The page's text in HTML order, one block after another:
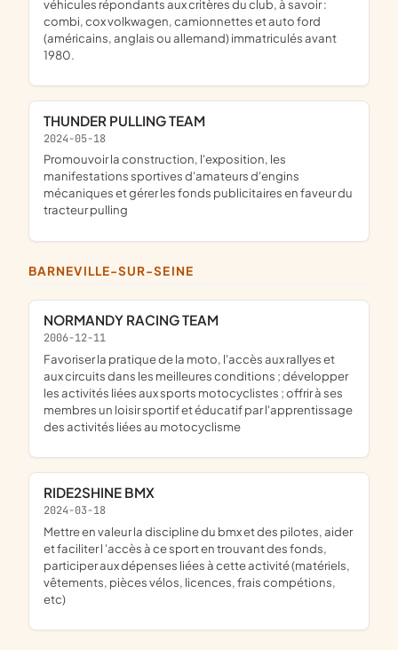
véhicules répondants aux critères du club, à savoir :
combi, cox volkwagen, camionnettes et auto ford
(américains, anglais ou allemand) immatriculés avant
1980.
THUNDER PULLING TEAM
2024-05-18
promouvoir la construction, l'exposition, les
manifestations sportives d'amateurs d'engins
mécaniques et gérer les fonds publicitaires en faveur du
tracteur pulling
BARNEVILLE-SUR-SEINE
NORMANDY RACING TEAM
2006-12-11
favoriser la pratique de la moto, l'accès aux rallyes et
aux circuits dans les meilleures conditions ; développer
les activités liées aux sports motocyclistes ; offrir à ses
membres un loisir sportif et éducatif par l'apprentissage
des activités liées au motocyclisme
RIDE2SHINE BMX
2024-03-18
mettre en valeur la discipline du bmx et des pilotes, aider
et faciliter l 'accès à ce sport en trouvant des fonds,
participer aux dépenses liées à cette activité (matériels,
vêtements, pièces vélos, licences, frais compétions,
etc)